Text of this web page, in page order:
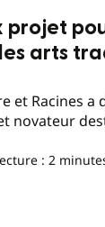
projet
arts
et Racines a
novateur
: 2